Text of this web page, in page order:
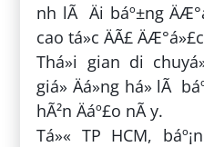
nh lÃ Äi báº±ng
cao tá»c ÄÃ£
Thá»i gian di
giá» Äá»ng há» lÃ
hÃ²n Äáº£o nÃ y.
Tá»« TP HCM,